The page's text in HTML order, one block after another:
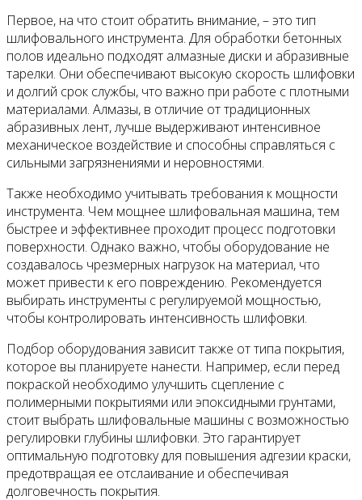
Первое, на что стоит обратить внимание, – это тип
шлифовального инструмента. Для обработки бетонных
полов идеально подходят алмазные диски и абразивные
тарелки. Они обеспечивают высокую скорость шлифовки
и долгий срок службы, что важно при работе с плотными
материалами. Алмазы, в отличие от традиционных
абразивных лент, лучше выдерживают интенсивное
механическое воздействие и способны справляться с
сильными загрязнениями и неровностями.
Также необходимо учитывать требования к мощности
инструмента. Чем мощнее шлифовальная машина, тем
быстрее и эффективнее проходит процесс подготовки
поверхности. Однако важно, чтобы оборудование не
создавалось чрезмерных нагрузок на материал, что
может привести к его повреждению. Рекомендуется
выбирать инструменты с регулируемой мощностью,
чтобы контролировать интенсивность шлифовки.
Подбор оборудования зависит также от типа покрытия,
которое вы планируете нанести. Например, если перед
покраской необходимо улучшить сцепление с
полимерными покрытиями или эпоксидными грунтами,
стоит выбрать шлифовальные машины с возможностью
регулировки глубины шлифовки. Это гарантирует
оптимальную подготовку для повышения адгезии краски,
предотвращая ее отслаивание и обеспечивая
долговечность покрытия.